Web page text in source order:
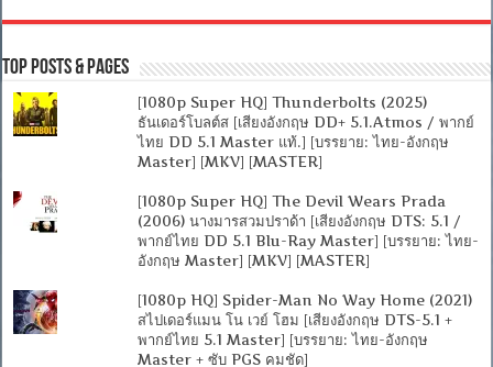
Top Posts & Pages
[1080p Super HQ] Thunderbolts (2025)
ธันเดอร์โบลต์ส [เสียงอังกฤษ DD+ 5.1.Atmos / พากย์
ไทย DD 5.1 Master แท้.] [บรรยาย: ไทย-อังกฤษ
Master] [MKV] [MASTER]
[1080p Super HQ] The Devil Wears Prada
(2006) นางมารสวมปราด้า [เสียงอังกฤษ DTS: 5.1 /
พากย์ไทย DD 5.1 Blu-Ray Master] [บรรยาย: ไทย-
อังกฤษ Master] [MKV] [MASTER]
[1080p HQ] Spider-Man No Way Home (2021)
สไปเดอร์แมน โน เวย์ โฮม [เสียงอังกฤษ DTS-5.1 +
พากย์ไทย 5.1 Master] [บรรยาย: ไทย-อังกฤษ
Master + ซับ PGS คมชัด]